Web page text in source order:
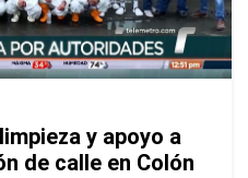
y apoyo a
de calle en Colón